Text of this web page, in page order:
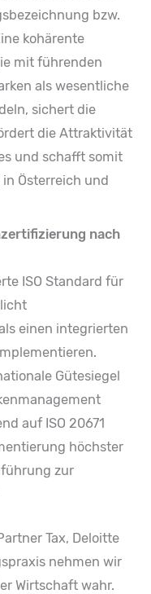
bzw.
kohärente
mit führenden
als wesentliche
sichert die
die Attraktivität
und schafft somit
Österreich und
nach
ISO Standard für
einen integrierten
Gütesiegel
auf ISO 20671
höchster
zur
Tax, Deloitte
nehmen wir
Wirtschaft wahr.